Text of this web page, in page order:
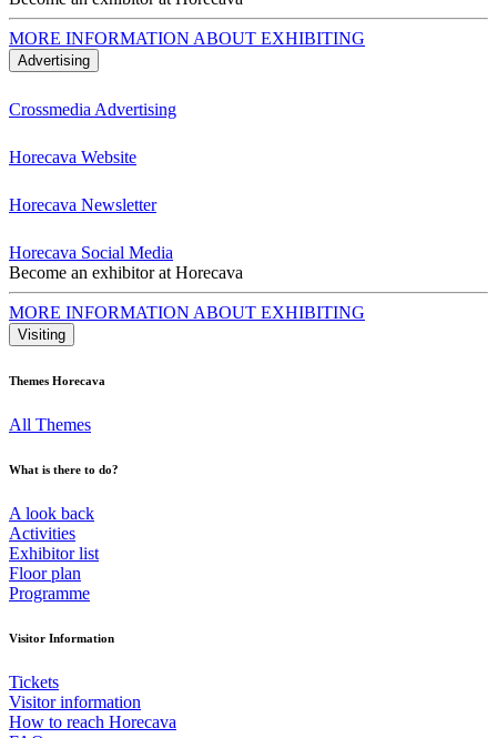
MORE INFORMATION ABOUT EXHIBITING
Advertising
Crossmedia Advertising
Horecava Website
Horecava Newsletter
Horecava Social Media
Become an exhibitor at Horecava
MORE INFORMATION ABOUT EXHIBITING
Visiting
Themes Horecava
All Themes
What is there to do?
A look back
Activities
Exhibitor list
Floor plan
Programme
Visitor Information
Tickets
Visitor information
How to reach Horecava